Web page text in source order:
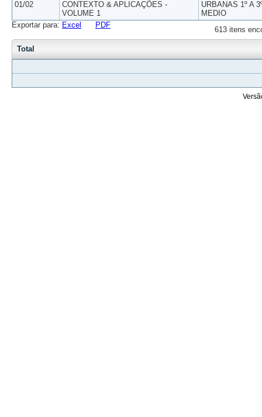
01/02
CONTEXTO & APLICAÇÕES -
VOLUME 1
URBANAS 1º A
MEDIO
613 itens
Exportar para: Excel PDF
Total